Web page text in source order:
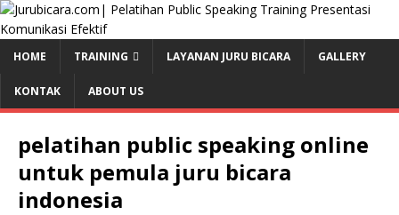
HOME TRAINING LAYANAN JURU BICARA GALLERY
KONTAK ABOUT US
pelatihan public speaking online
untuk pemula juru bicara
indonesia